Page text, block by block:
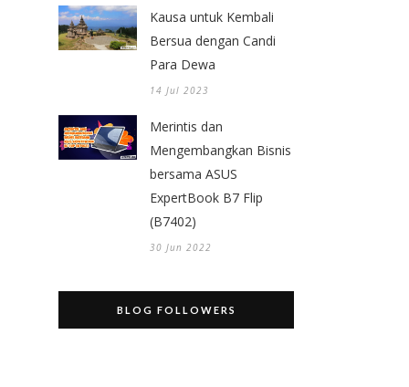
Kausa untuk Kembali
Bersua dengan Candi
Para Dewa
14 Jul 2023
Merintis dan
Mengembangkan Bisnis
bersama ASUS
ExpertBook B7 Flip
(B7402)
30 Jun 2022
BLOG FOLLOWERS